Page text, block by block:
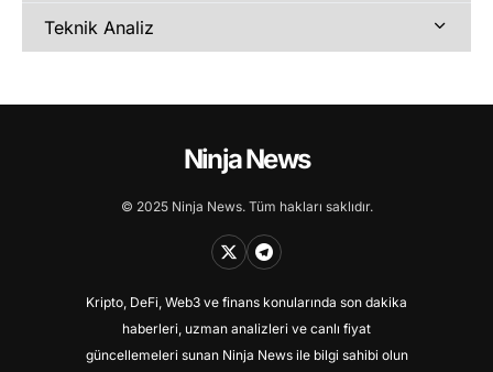
Teknik Analiz
Ninja News
© 2025 Ninja News. Tüm hakları saklıdır.
Kripto, DeFi, Web3 ve finans konularında son dakika
haberleri, uzman analizleri ve canlı fiyat
güncellemeleri sunan Ninja News ile bilgi sahibi olun